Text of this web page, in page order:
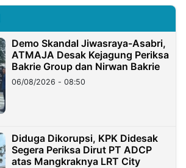
Demo Skandal Jiwasraya-Asabri,
ATMAJA Desak Kejagung Periksa
Bakrie Group dan Nirwan Bakrie
06/08/2026 - 08:50
Diduga Dikorupsi, KPK Didesak
Segera Periksa Dirut PT ADCP
atas Mangkraknya LRT City